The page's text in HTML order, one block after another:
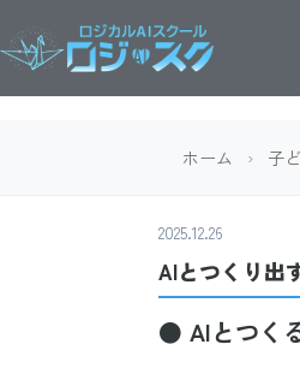
ホーム › 子
2025.12.26
AIとつくり出
● AIとつく